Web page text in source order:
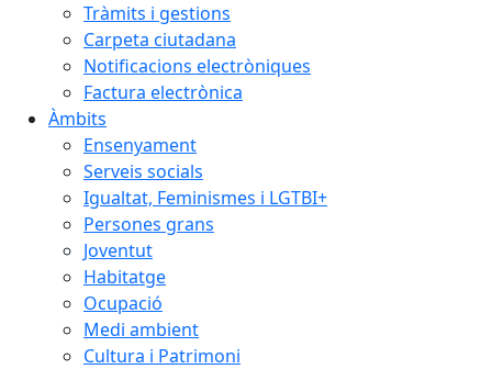
Tràmits i gestions
Carpeta ciutadana
Notificacions electròniques
Factura electrònica
Àmbits
Ensenyament
Serveis socials
Igualtat, Feminismes i LGTBI+
Persones grans
Joventut
Habitatge
Ocupació
Medi ambient
Cultura i Patrimoni